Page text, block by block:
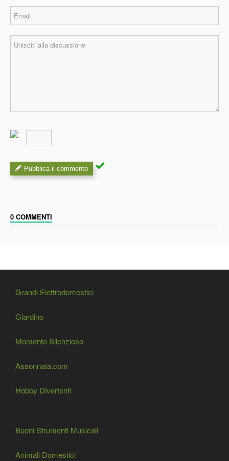
Pubblica il commento
0 COMMENTI
Grandi Elettrodomestici
Giardino
Momento Silenzioso
Assonnata.com
Hobby Divertenti
Buoni Strumenti Musicali
Animali Domestici